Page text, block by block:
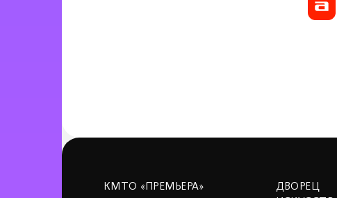
КМТО «ПРЕМЬЕРА»
ДВОРЕЦ